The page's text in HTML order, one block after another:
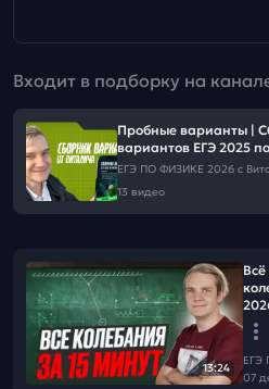
Входит в подборку на
Пробные варианты |
вариантов ЕГЭ 2025
ЕГЭ ПО ФИЗИКЕ 2026 с
13 видео
13:24
ЕГЭ
07